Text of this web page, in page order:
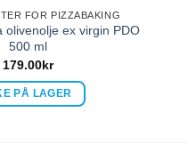
FOR PIZZABAKING
olivenolje ex virgin PDO
500 ml
179.00kr
PÅ LAGER